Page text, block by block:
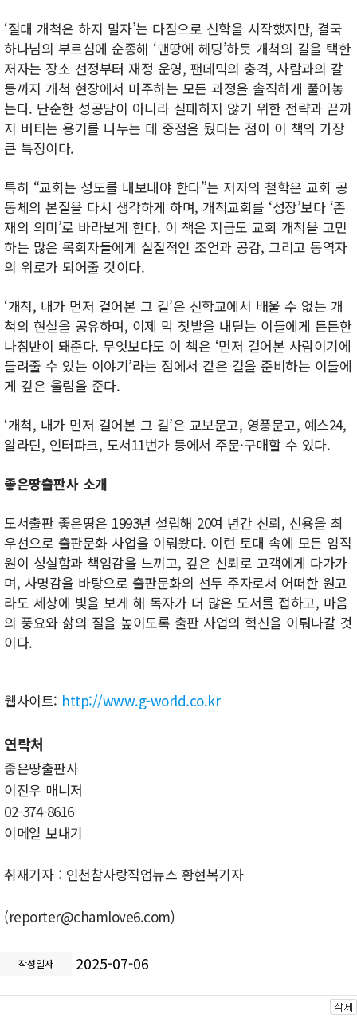
‘절대 개척은 하지 말자’는 다짐으로 신학을 시작했지만, 결국
하나님의 부르심에 순종해 ‘맨땅에 헤딩’하듯 개척의 길을 택한
저자는 장소 선정부터 재정 운영, 팬데믹의 충격, 사람과의 갈
등까지 개척 현장에서 마주하는 모든 과정을 솔직하게 풀어놓
는다. 단순한 성공담이 아니라 실패하지 않기 위한 전략과 끝까
지 버티는 용기를 나누는 데 중점을 뒀다는 점이 이 책의 가장
큰 특징이다.
특히 “교회는 성도를 내보내야 한다”는 저자의 철학은 교회 공
동체의 본질을 다시 생각하게 하며, 개척교회를 ‘성장’보다 ‘존
재의 의미’로 바라보게 한다. 이 책은 지금도 교회 개척을 고민
하는 많은 목회자들에게 실질적인 조언과 공감, 그리고 동역자
의 위로가 되어줄 것이다.
‘개척, 내가 먼저 걸어본 그 길’은 신학교에서 배울 수 없는 개
척의 현실을 공유하며, 이제 막 첫발을 내딛는 이들에게 든든한
나침반이 돼준다. 무엇보다도 이 책은 ‘먼저 걸어본 사람이기에
들려줄 수 있는 이야기’라는 점에서 같은 길을 준비하는 이들에
게 깊은 울림을 준다.
‘개척, 내가 먼저 걸어본 그 길’은 교보문고, 영풍문고, 예스24,
알라딘, 인터파크, 도서11번가 등에서 주문·구매할 수 있다.
좋은땅출판사 소개
도서출판 좋은땅은 1993년 설립해 20여 년간 신뢰, 신용을 최
우선으로 출판문화 사업을 이뤄왔다. 이런 토대 속에 모든 임직
원이 성실함과 책임감을 느끼고, 깊은 신뢰로 고객에게 다가가
며, 사명감을 바탕으로 출판문화의 선두 주자로서 어떠한 원고
라도 세상에 빛을 보게 해 독자가 더 많은 도서를 접하고, 마음
의 풍요와 삶의 질을 높이도록 출판 사업의 혁신을 이뤄나갈 것
이다.
웹사이트: http://www.g-world.co.kr
연락처
좋은땅출판사
이진우 매니저
02-374-8616
이메일 보내기
취재기자 : 인천참사랑직업뉴스 황현복기자
(reporter@chamlove6.com)
작성일자 2025-07-06